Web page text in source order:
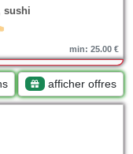
sushi
min: 25.00 €
afficher offres